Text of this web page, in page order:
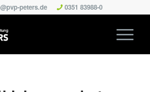
peters.de 0351 83988-0